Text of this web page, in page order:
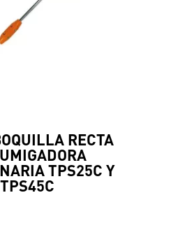
RECTA
TPS25C Y
TPS45C